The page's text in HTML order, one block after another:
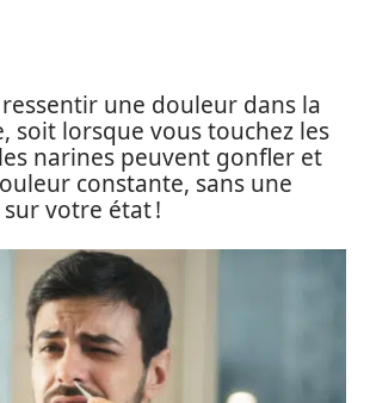
une douleur dans la
soit lorsque vous touchez les
narines peuvent gonfler et
constante, sans une
votre état !